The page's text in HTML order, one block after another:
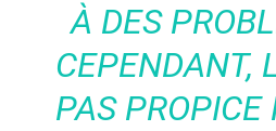
À DES
CEPENDANT,
PAS